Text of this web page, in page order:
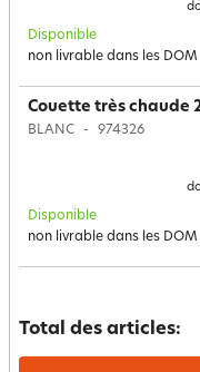
Disponible
non livrable dans les DOM
Couette très chaude
BLANC 974326
Disponible
non livrable dans les DOM
Total des articles: